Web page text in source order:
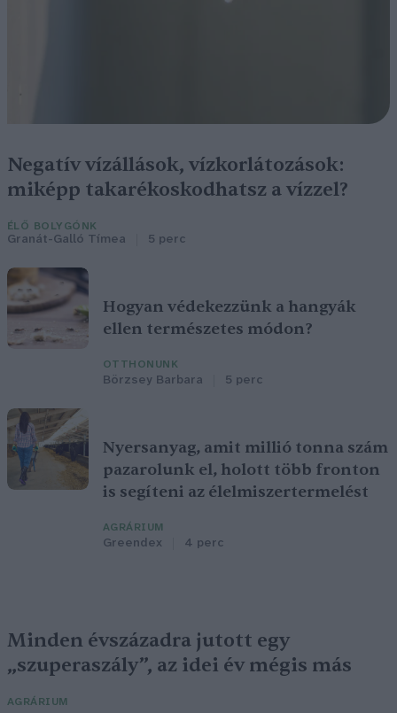
Negatív vízállások, vízkorlátozások:
miképp takarékoskodhatsz a vízzel?
ÉLŐ BOLYGÓNK
Granát-Galló Tímea 5 perc
Hogyan védekezzünk a hangyák
ellen természetes módon?
OTTHONUNK
Börzsey Barbara 5 perc
Nyersanyag, amit millió tonna szám
pazarolunk el, holott több fronton
is segíteni az élelmiszertermelést
AGRÁRIUM
Greendex 4 perc
Minden évszázadra jutott egy
„szuperaszály”, az idei év mégis más
AGRÁRIUM